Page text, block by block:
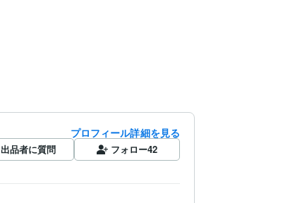
プロフィール詳細を見る
出品者に質問 フォロー42